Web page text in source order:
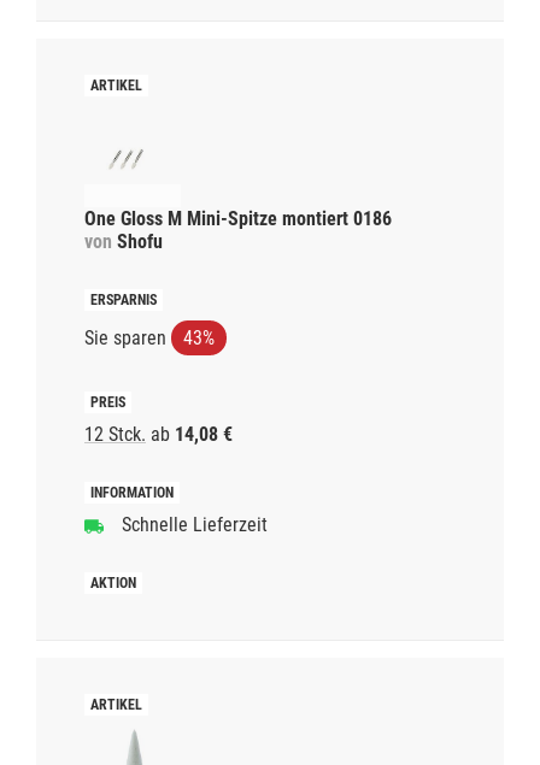
One Gloss M Mini-Spitze montiert 0186
von Shofu
Sie sparen 43%
12 Stck. ab 14,08 €
Schnelle Lieferzeit